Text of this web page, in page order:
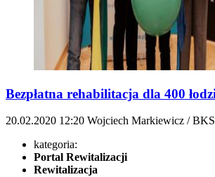
Bezpłatna rehabilitacja dla 400
20.02.2020 12:20 Wojciech Markiewicz /
kategoria:
Portal Rewitalizacji
Rewitalizacja